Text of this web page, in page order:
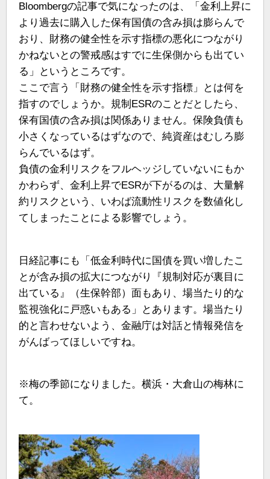
Bloombergの記事で気になったのは、「金利上昇に
より過去に購入した保有国債の含み損は膨らんで
おり、財務の健全性を示す指標の悪化につながり
かねないとの警戒感はすでに生保側からも出てい
る」というところです。
ここで言う「財務の健全性を示す指標」とは何を
指すのでしょうか。規制ESRのことだとしたら、
保有国債の含み損は関係ありません。保険負債も
小さくなっているはずなので、純資産はむしろ膨
らんでいるはず。
負債の金利リスクをフルヘッジしていないにもか
かわらず、金利上昇でESRが下がるのは、大量解
約リスクという、いわば流動性リスクを数値化し
てしまったことによる影響でしょう。
日経記事にも「低金利時代に国債を買い増したこ
とが含み損の拡大につながり『規制対応が裏目に
出ている』（生保幹部）面もあり、場当たり的な
監視強化に戸惑いもある」とあります。場当たり
的と言わせないよう、金融庁は対話と情報発信を
がんばってほしいですね。
※梅の季節になりました。横浜・大倉山の梅林に
て。